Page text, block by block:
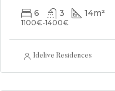
6 3 14m²
1100€-1400€
Idelive Residences